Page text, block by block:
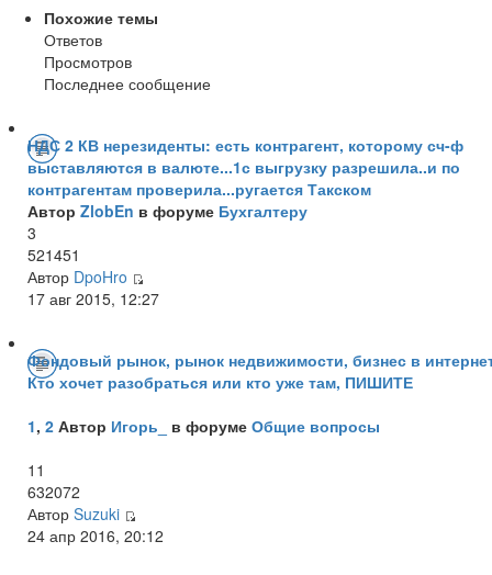
Похожие темы
Ответов
Просмотров
Последнее сообщение
НДС 2 КВ нерезиденты: есть контрагент, которому сч-ф
выставляются в валюте...1с выгрузку разрешила..и по
контрагентам проверила...ругается Такском
Автор ZlobEn в форуме Бухгалтеру
3
521451
Автор DpoHro
17 авг 2015, 12:27
Фондовый рынок, рынок недвижимости, бизнес в
Кто хочет разобраться или кто уже там, ПИШИТЕ
1, 2 Автор Игорь_ в форуме Общие вопросы
11
632072
Автор Suzuki
24 апр 2016, 20:12